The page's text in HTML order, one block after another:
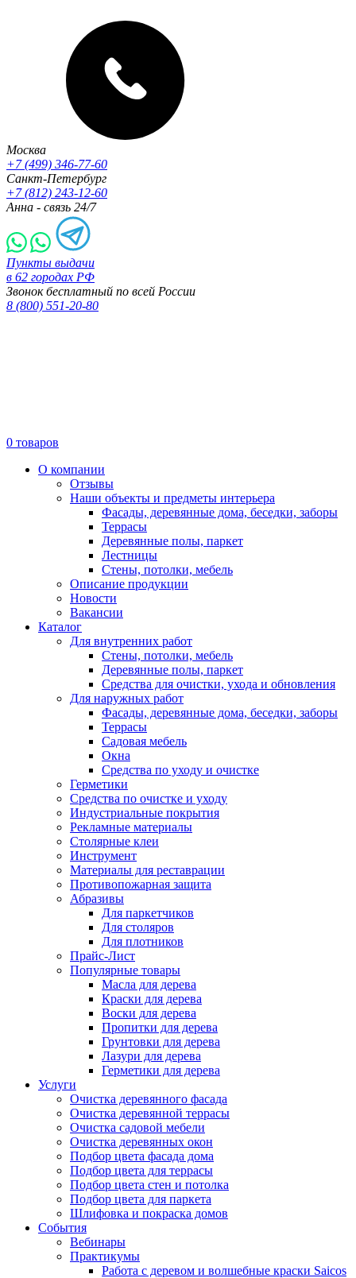
Москва
+7 (499) 346-77-60
Санкт-Петербург
+7 (812) 243-12-60
Анна - связь 24/7
Пункты выдачи
в 62 городах РФ
Звонок бесплатный по всей России
8 (800) 551-20-80
0 товаров
О компании
Отзывы
Наши объекты и предметы интерьера
Фасады, деревянные дома, беседки, заборы
Террасы
Деревянные полы, паркет
Лестницы
Стены, потолки, мебель
Описание продукции
Новости
Вакансии
Каталог
Для внутренних работ
Стены, потолки, мебель
Деревянные полы, паркет
Средства для очистки, ухода и обновления
Для наружных работ
Фасады, деревянные дома, беседки, заборы
Террасы
Садовая мебель
Окна
Средства по уходу и очистке
Герметики
Средства по очистке и уходу
Индустриальные покрытия
Рекламные материалы
Столярные клеи
Инструмент
Материалы для реставрации
Противопожарная защита
Абразивы
Для паркетчиков
Для столяров
Для плотников
Прайс-Лист
Популярные товары
Масла для дерева
Краски для дерева
Воски для дерева
Пропитки для дерева
Грунтовки для дерева
Лазури для дерева
Герметики для дерева
Услуги
Очистка деревянного фасада
Очистка деревянной террасы
Очистка садовой мебели
Очистка деревянных окон
Подбор цвета фасада дома
Подбор цвета для террасы
Подбор цвета стен и потолка
Подбор цвета для паркета
Шлифовка и покраска домов
События
Вебинары
Практикумы
Работа с деревом и волшебные краски Saicos